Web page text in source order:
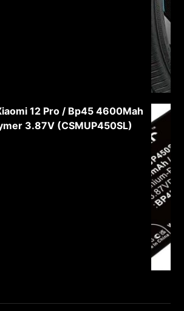
12 Pro / Bp45 4600Mah
3.87V (CSMUP450SL)